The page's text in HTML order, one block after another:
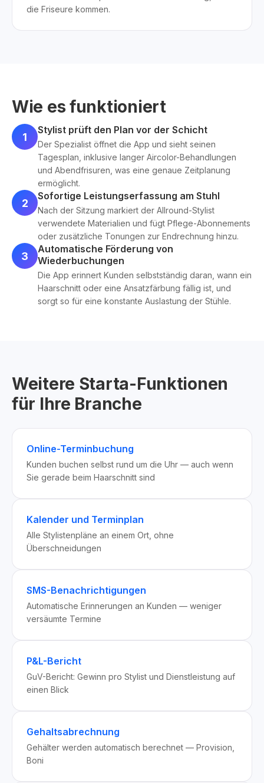
die Friseure kommen.
Wie es funktioniert
1
Stylist prüft den Plan vor der Schicht
Der Spezialist öffnet die App und sieht seinen
Tagesplan, inklusive langer Aircolor-Behandlungen
und Abendfrisuren, was eine genaue Zeitplanung
ermöglicht.
2
Sofortige Leistungserfassung am Stuhl
Nach der Sitzung markiert der Allround-Stylist
verwendete Materialien und fügt Pflege-Abonnements
oder zusätzliche Tonungen zur Endrechnung hinzu.
3
Automatische Förderung von
Wiederbuchungen
Die App erinnert Kunden selbstständig daran, wann ein
Haarschnitt oder eine Ansatzfärbung fällig ist, und
sorgt so für eine konstante Auslastung der Stühle.
Weitere Starta-Funktionen
für Ihre Branche
Online-Terminbuchung
Kunden buchen selbst rund um die Uhr — auch wenn
Sie gerade beim Haarschnitt sind
Kalender und Terminplan
Alle Stylistenpläne an einem Ort, ohne
Überschneidungen
SMS-Benachrichtigungen
Automatische Erinnerungen an Kunden — weniger
versäumte Termine
P&L-Bericht
GuV-Bericht: Gewinn pro Stylist und Dienstleistung auf
einen Blick
Gehaltsabrechnung
Gehälter werden automatisch berechnet — Provision,
Boni